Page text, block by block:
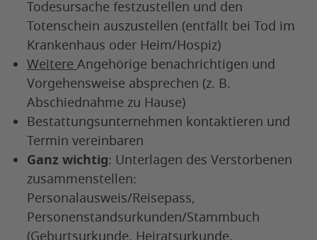
Todesursache festzustellen und den
Totenschein auszustellen (entfällt bei Tod im
Krankenhaus oder Heim/Hospiz)
Weitere Angehörige benachrichtigen und
Vorgehensweise absprechen (z. B.
Abschiednahme zu Hause)
Bestattungsunternehmen kontaktieren und
Termin vereinbaren
Ganz wichtig: Unterlagen des Verstorbenen
zusammenstellen:
Personalausweis/Reisepass,
Personenstandsurkunden/Stammbuch